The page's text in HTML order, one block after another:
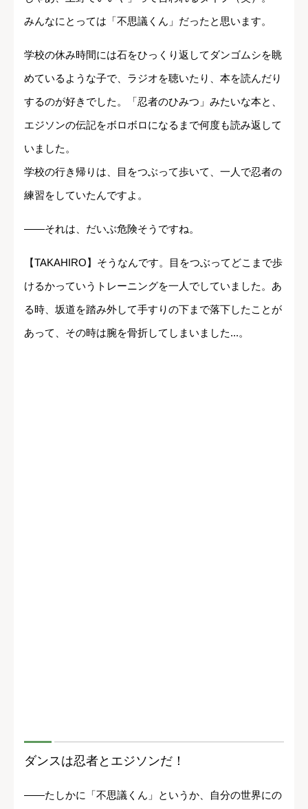
みんなにとっては「不思議くん」だったと思います。
学校の休み時間には石をひっくり返してダンゴムシを眺
めているような子で、ラジオを聴いたり、本を読んだり
するのが好きでした。「忍者のひみつ」みたいな本と、
エジソンの伝記をボロボロになるまで何度も読み返して
いました。
学校の行き帰りは、目をつぶって歩いて、一人で忍者の
練習をしていたんですよ。
――それは、だいぶ危険そうですね。
【TAKAHIRO】そうなんです。目をつぶってどこまで歩
けるかっていうトレーニングを一人でしていました。あ
る時、坂道を踏み外して手すりの下まで落下したことが
あって、その時は腕を骨折してしまいました...。
ダンスは忍者とエジソンだ！
――たしかに「不思議くん」というか、自分の世界にの